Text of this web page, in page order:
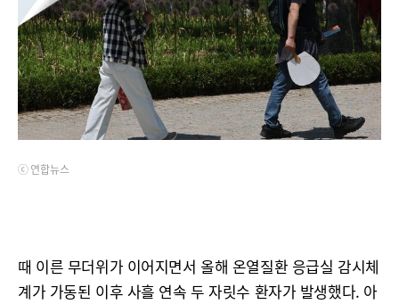
ⓒ 연합뉴스
때 이른 무더위가 이어지면서 올해 온열질환 응급실 감시체
계가 가동된 이후 사흘 연속 두 자릿수 환자가 발생했다. 아